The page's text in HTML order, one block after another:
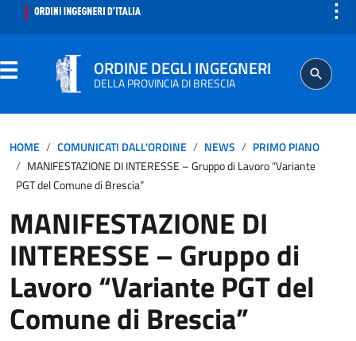
⋮
ORDINE DEGLI INGEGNERI
DELLA PROVINCIA DI BRESCIA
SEGRETERIA
ISCRITTO
PROFESSIONE
AGGIORNAMENTO PROFESSIONALE
HOME COMUNICATI DALL'ORDINE NEWS
PRIMO PIANO
MANIFESTAZIONE DI INTERESSE – Gruppo di Lavoro “Variante
PGT del Comune di Brescia”
MANIFESTAZIONE DI
INTERESSE – Gruppo di
Lavoro “Variante PGT del
Comune di Brescia”